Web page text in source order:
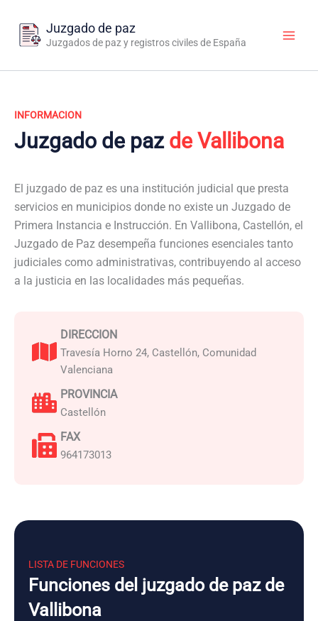
contenido
Juzgado de paz
Juzgados de paz y registros civiles de España
INFORMACION
Juzgado de paz de Vallibona
El juzgado de paz es una institución judicial que presta
servicios en municipios donde no existe un Juzgado de
Primera Instancia e Instrucción. En Vallibona, Castellón, el
Juzgado de Paz desempeña funciones esenciales tanto
judiciales como administrativas, contribuyendo al acceso
a la justicia en las localidades más pequeñas.
DIRECCION
Travesía Horno 24, Castellón, Comunidad
Valenciana
PROVINCIA
Castellón
FAX
964173013
LISTA DE FUNCIONES
Funciones del juzgado de paz de
Vallibona